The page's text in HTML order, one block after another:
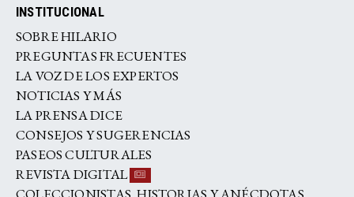
INSTITUCIONAL
SOBRE HILARIO
PREGUNTAS FRECUENTES
LA VOZ DE LOS EXPERTOS
NOTICIAS Y MÁS
LA PRENSA DICE
CONSEJOS Y SUGERENCIAS
PASEOS CULTURALES
REVISTA DIGITAL
COLECCIONISTAS, HISTORIAS Y ANÉCDOTAS